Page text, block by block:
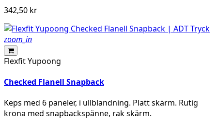
342,50 kr
zoom_in
Flexfit Yupoong
Checked Flanell Snapback
Keps med 6 paneler, i ullblandning. Platt skärm. Rutig
krona med snapbackspänne, rak skärm.